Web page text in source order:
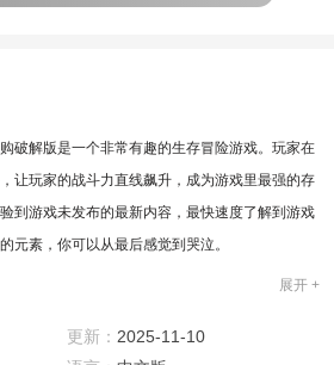
破解版是一个非常有趣的生存冒险游戏。玩家在
让玩家的战斗力直线飙升，成为游戏里最强的存
到游戏未发布的最新内容，最快速度了解到游戏
元素，你可以从最后感觉到哭泣。
购买装备，让玩家的战斗力直线飙升，成为游戏
游戏未发布的最新内容，最快速度了解到游戏
展开 +
更新： 2025-11-10